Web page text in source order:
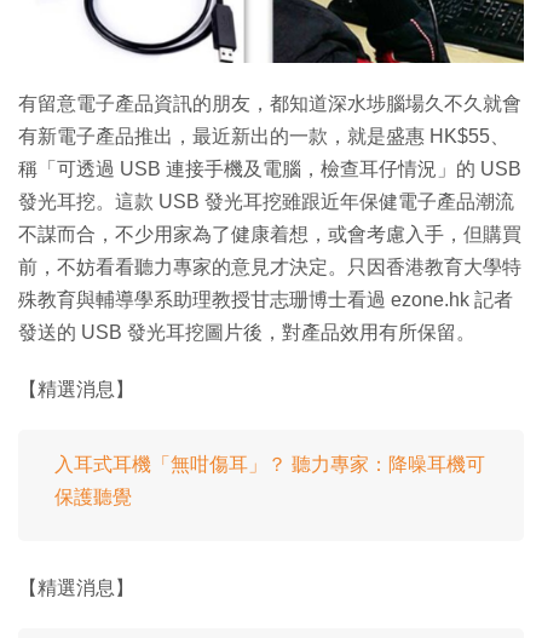
有留意電子產品資訊的朋友，都知道深水埗腦場久不久就會
有新電子產品推出，最近新出的一款，就是盛惠 HK$55、
稱「可透過 USB 連接手機及電腦，檢查耳仔情況」的 USB
發光耳挖。這款 USB 發光耳挖雖跟近年保健電子產品潮流
不謀而合，不少用家為了健康着想，或會考慮入手，但購買
前，不妨看看聽力專家的意見才決定。只因香港教育大學特
殊教育與輔導學系助理教授甘志珊博士看過 ezone.hk 記者
發送的 USB 發光耳挖圖片後，對產品效用有所保留。
【精選消息】
入耳式耳機「無咁傷耳」？ 聽力專家：降噪耳機可
保護聽覺
【精選消息】